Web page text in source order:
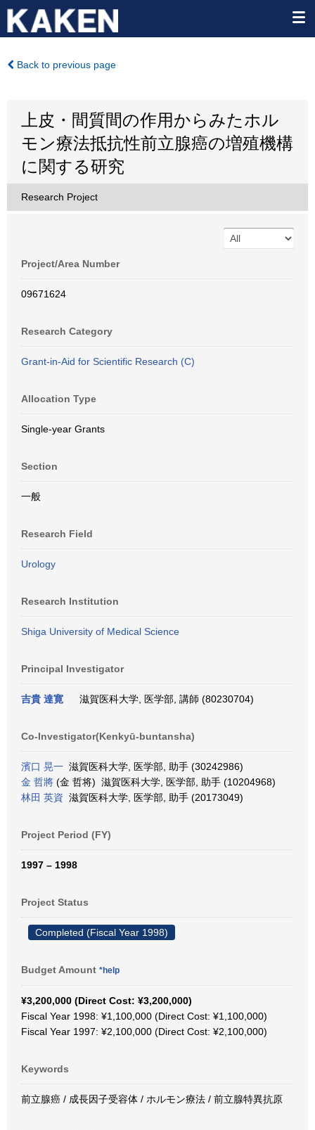
Back to previous page
上皮・間質間の作用からみたホル
モン療法抵抗性前立腺癌の増殖機構
に関する研究
Research Project
Project/Area Number
09671624
Research Category
Grant-in-Aid for Scientific Research (C)
Allocation Type
Single-year Grants
Section
一般
Research Field
Urology
Research Institution
Shiga University of Medical Science
Principal Investigator
吉貴 達寛 滋賀医科大学, 医学部, 講師 (80230704)
Co-Investigator(Kenkyū-buntansha)
濱口 晃一 滋賀医科大学, 医学部, 助手 (30242986)
金 哲將 (金 哲将) 滋賀医科大学, 医学部, 助手 (10204968)
林田 英資 滋賀医科大学, 医学部, 助手 (20173049)
Project Period (FY)
1997 – 1998
Project Status
Completed (Fiscal Year 1998)
Budget Amount *help
¥3,200,000 (Direct Cost: ¥3,200,000)
Fiscal Year 1998: ¥1,100,000 (Direct Cost: ¥1,100,000)
Fiscal Year 1997: ¥2,100,000 (Direct Cost: ¥2,100,000)
Keywords
前立腺癌 / 成長因子受容体 / ホルモン療法 / 前立腺特異抗原